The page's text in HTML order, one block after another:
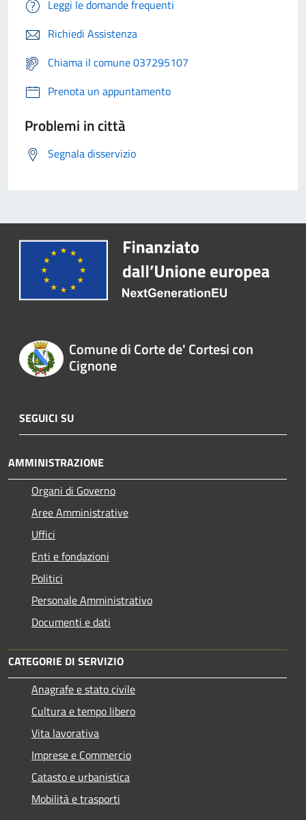
Leggi le domande frequenti
Richiedi Assistenza
Chiama il comune 037295107
Prenota un appuntamento
Problemi in città
Segnala disservizio
Comune di Corte de' Cortesi con
Cignone
SEGUICI SU
AMMINISTRAZIONE
Organi di Governo
Aree Amministrative
Uffici
Enti e fondazioni
Politici
Personale Amministrativo
Documenti e dati
CATEGORIE DI SERVIZIO
Anagrafe e stato civile
Cultura e tempo libero
Vita lavorativa
Imprese e Commercio
Catasto e urbanistica
Mobilità e trasporti